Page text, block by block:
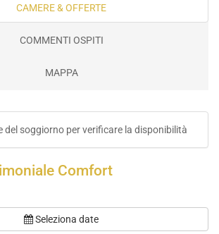
CAMERE & OFFERTE
COMMENTI OSPITI
MAPPA
del soggiorno per verificare la disponibilità
Comfort
Seleziona date